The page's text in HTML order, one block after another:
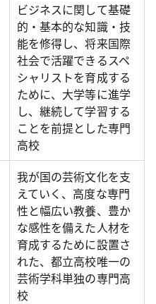
ビジネスに関して基礎
的・基本的な知識・技
能を修得し、将来国際
社会で活躍できるスペ
シャリストを育成する
ために、大学等に進学
し、継続して学習する
ことを前提とした専門
高校
我が国の芸術文化を支
えていく、高度な専門
性と幅広い教養、豊か
な感性を備えた人材を
育成するために設置さ
れた、都立高校唯一の
芸術学科単独の専門高
校